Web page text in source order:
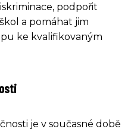
podpořit
a pomáhat jim
ke kvalifikovaným
je v současné době